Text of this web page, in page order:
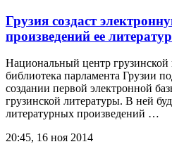
Грузия создаст
произведений ее
Национальный центр
библиотека парламента Грузии
создании первой электронной
грузинской литературы. В ней
литературных произведений …
20:45, 16 ноя 2014